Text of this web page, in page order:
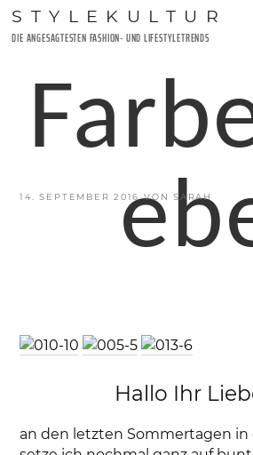
Zum
Inhalt
STYLEKULTUR
DIE ANGESAGTESTEN FASHION- UND LIFESTYLETRENDS
VERÖFFENTLICHT
14. SEPTEMBER 2016VONSARAH
Hallo Ihr
an den letzten Sommertagen in